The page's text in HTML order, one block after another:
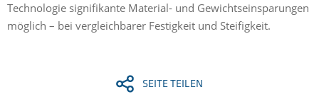
Technologie signifikante Material- und Gewichtseinsparungen
möglich – bei vergleichbarer Festigkeit und Steifigkeit.
SEITE TEILEN